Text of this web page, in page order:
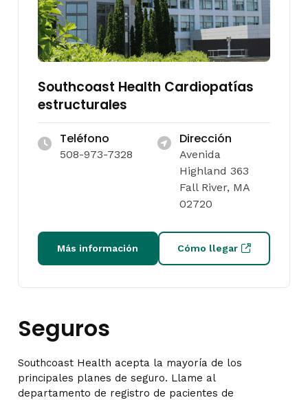
Southcoast Health Cardiopatías
estructurales
Teléfono
508-973-7328
Dirección
Avenida
Highland 363
Fall River, MA
02720
Más información Cómo llegar
Seguros
Southcoast Health acepta la mayoría de los
principales planes de seguro. Llame al
departamento de registro de pacientes de